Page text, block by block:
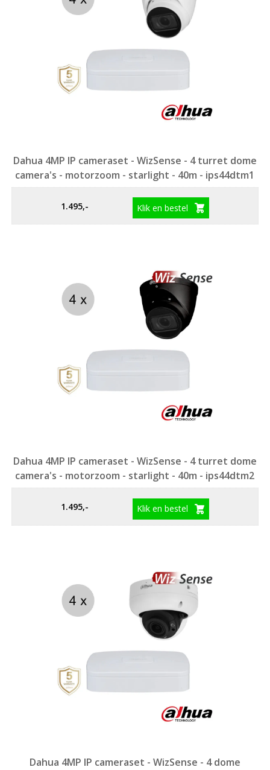
Dahua 4MP IP cameraset - WizSense - 4 turret dome
camera's - motorzoom - starlight - 40m - ips44dtm1
1.495,- Klik en bestel
Dahua 4MP IP cameraset - WizSense - 4 turret dome
camera's - motorzoom - starlight - 40m - ips44dtm2
1.495,- Klik en bestel
Dahua 4MP IP cameraset - WizSense - 4 dome